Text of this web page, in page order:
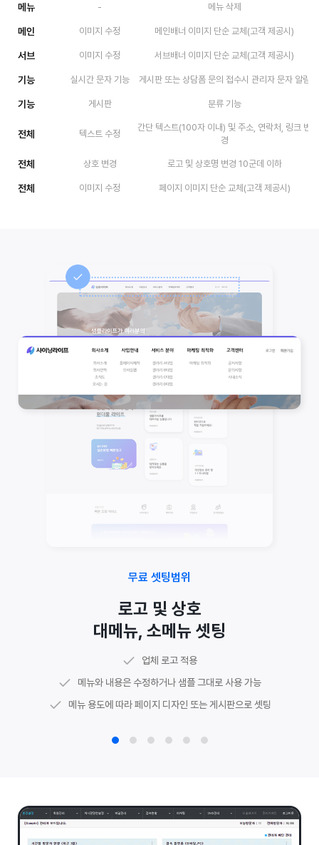
메뉴 - 메뉴 삭제
메인 이미지 수정 메인배너 이미지 단순 교체(고객 제공시)
서브 이미지 수정 서브배너 이미지 단순 교체(고객 제공시)
기능 실시간 문자 기능 게시판 또는 상담폼 문의 접수시 관리자 문자 알림
기능 게시판 분류 기능
전체 텍스트 수정
간단 텍스트(100자 이내) 및 주소, 연락처, 링크 변
경
전체 상호 변경 로고 및 상호명 변경 10군데 이하
전체 이미지 수정 페이지 이미지 단순 교체(고객 제공시)
무료 셋팅범위
로고 및 상호
대메뉴, 소메뉴 셋팅
업체 로고 적용
메뉴와 내용은 수정하거나 샘플 그대로 사용 가능
메뉴 용도에 따라 페이지 디자인 또는 게시판으로 셋팅
메인 배너 이미지 수정 가능
메인 구성 이미지, 아이콘 등 수정 가능
메뉴로 이동하는 링크 및 공지사항 등 게시판 최신글 연동
관리자 페이지에서 하단 정보 직접 수정 가능
담당 디자이너가 웹수집에 최적화된 코딩 페이지로 셋팅
시설안내, 포트폴리오 등
갤러리 게시판
유튜브 경로를 활용한